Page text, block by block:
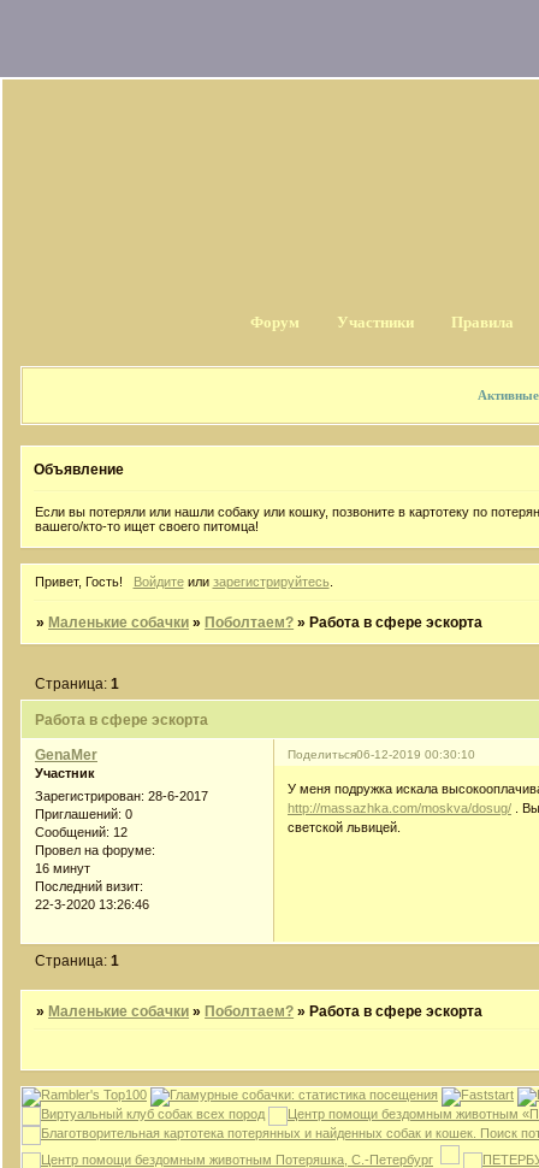
Форум Участники Правила
Объявление
Если вы потеряли или нашли собаку или кошку, позвоните в картотеку по
вашего/кто-то ищет своего питомца!
Привет, Гость! Войдитеили зарегистрируйтесь
» Маленькие собачки » Поболтаем? » Работа в сфере эскорта
Работа в сфере эскорта
Страница:1
Поделиться06-12-2019 00:30:10
GenaMer
Участник
Зарегистрирован: 28-6-2017
Приглашений: 0
Сообщений: 12
Провел на форуме:
16 минут
Последний визит:
22-3-2020 13:26:46
У меня подружка искала
http://massazhka.com/moskva/dosug/ .
светской львицей.
Страница:1
» Маленькие собачки » Поболтаем? »Работа в сфере эскорта